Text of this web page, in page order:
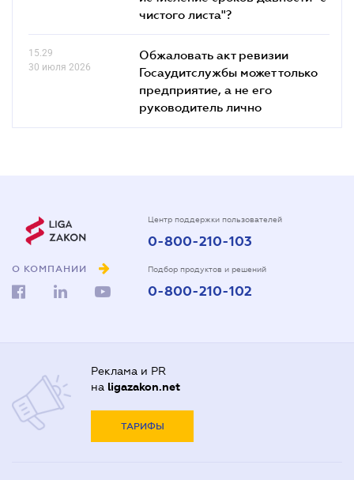
чистого листа"?
15.29
30 июля 2026
Обжаловать акт ревизии
Госаудитслужбы может только
предприятие, а не его
руководитель лично
О КОМПАНИИ
Центр поддержки пользователей
0-800-210-103
Подбор продуктов и решений
0-800-210-102
Реклама и PR
на ligazakon.net
ТАРИФЫ